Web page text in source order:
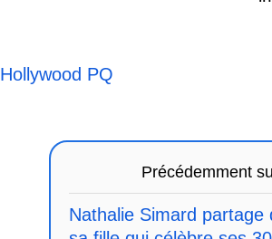
Hollywood PQ
Précédemment
Nathalie Simard